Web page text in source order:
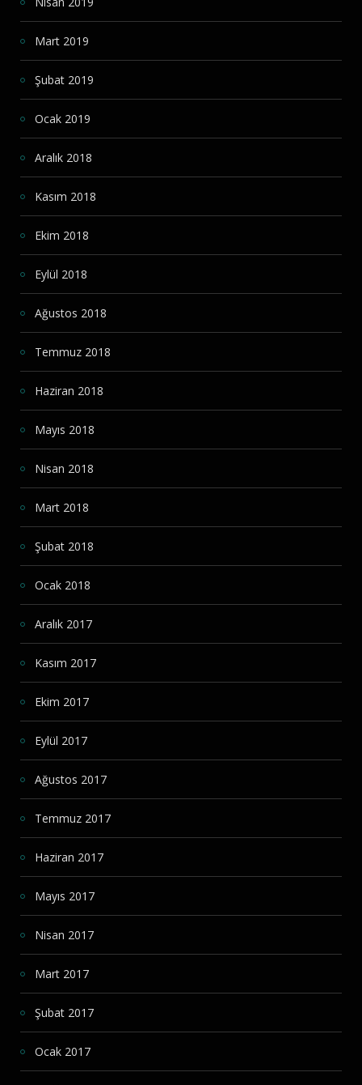
Mart 2019
Şubat 2019
Ocak 2019
Aralık 2018
Kasım 2018
Ekim 2018
Eylül 2018
Ağustos 2018
Temmuz 2018
Haziran 2018
Mayıs 2018
Nisan 2018
Mart 2018
Şubat 2018
Ocak 2018
Aralık 2017
Kasım 2017
Ekim 2017
Eylül 2017
Ağustos 2017
Temmuz 2017
Haziran 2017
Mayıs 2017
Nisan 2017
Mart 2017
Şubat 2017
Ocak 2017